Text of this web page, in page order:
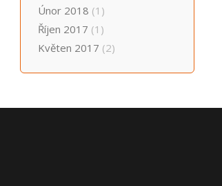
Únor 2018 (1)
Říjen 2017 (1)
Květen 2017 (2)